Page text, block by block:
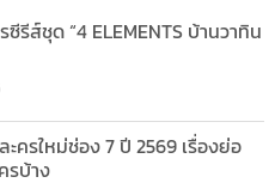
รีส์ชุด “4 ELEMENTS บ้านวาทิน
ะครใหม่ช่อง 7 ปี 2569 เรื่องย่อ
รบ้าง